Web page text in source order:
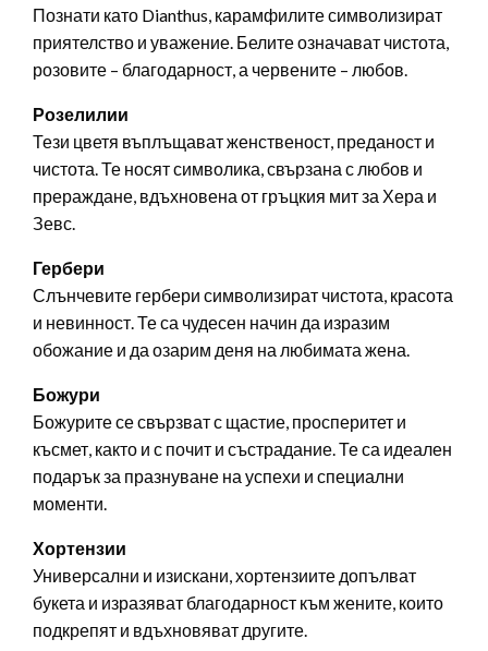
Познати като Dianthus, карамфилите символизират
приятелство и уважение. Белите означават чистота,
розовите – благодарност, а червените – любов.
Розелилии
Тези цветя въплъщават женственост, преданост и
чистота. Те носят символика, свързана с любов и
прераждане, вдъхновена от гръцкия мит за Хера и
Зевс.
Гербери
Слънчевите гербери символизират чистота, красота
и невинност. Те са чудесен начин да изразим
обожание и да озарим деня на любимата жена.
Божури
Божурите се свързват с щастие, просперитет и
късмет, както и с почит и състрадание. Те са идеален
подарък за празнуване на успехи и специални
моменти.
Хортензии
Универсални и изискани, хортензиите допълват
букета и изразяват благодарност към жените, които
подкрепят и вдъхновяват другите.